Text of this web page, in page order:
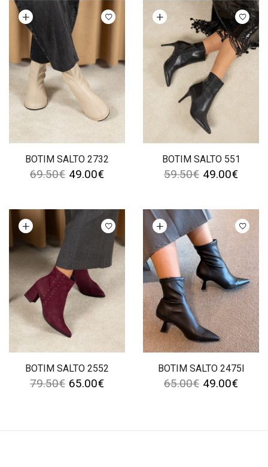
BOTIM SALTO 2732
opções
69.50€ 49.00€
BOTIM SALTO 551
Ver opções
59.50€ 49.00€
BOTIM SALTO 2552
opções
79.50€ 65.00€
BOTIM SALTO 2475I
Ver opções
65.00€ 49.00€